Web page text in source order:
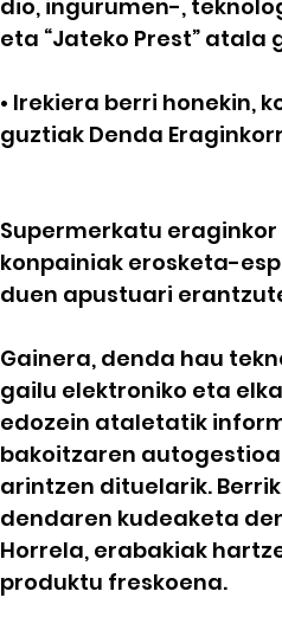
dio, ingurumen-,
eta “Jateko Prest” atala
• Irekiera berri honekin,
guztiak Denda
Supermerkatu
konpainiak erosketa-
duen apustuari
Gainera, denda hau
gailu elektroniko eta
edozein ataletatik
bakoitzaren
arintzen dituelarik.
dendaren kudeaketa
Horrela, erabakiak
produktu freskoena.